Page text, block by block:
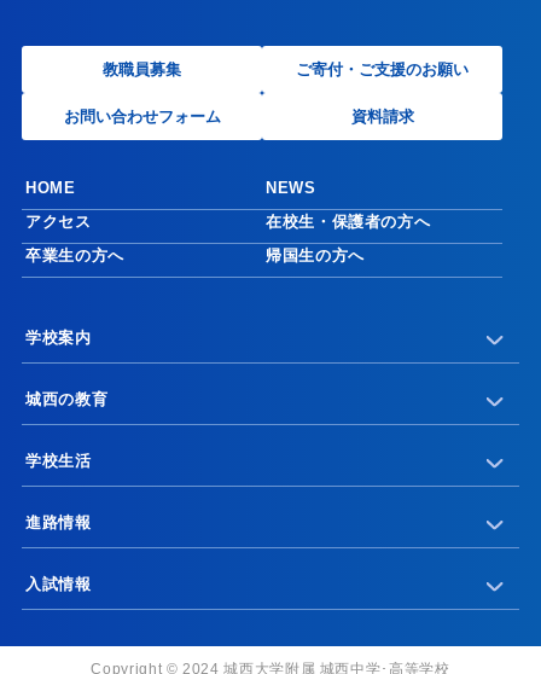
教職員募集 ご寄付・ご支援のお願い
お問い合わせフォーム 資料請求
HOME
NEWS
アクセス
在校生・保護者の方へ
卒業生の方へ
帰国生の方へ
学校案内
城西の教育
学校生活
進路情報
入試情報
Copyright © 2024 城西大学附属 城西中学･高等学校